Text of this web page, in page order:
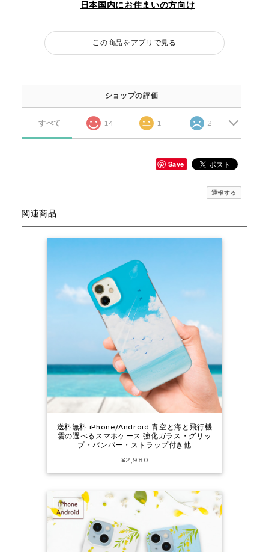
日本国内にお住まいの方向け
この商品をアプリで見る
ショップの評価
すべて 14 1 2
Save
通報する
関連商品
送料無料 iPhone/Android 青空と海と飛行機
雲の選べるスマホケース 強化ガラス・グリッ
プ・バンパー・ストラップ付き他
¥2,980